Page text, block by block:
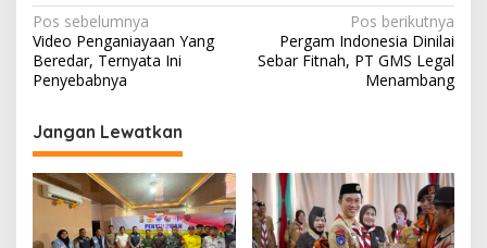
Navigasi
pos
Pos sebelumnya
Video Penganiayaan Yang
Beredar, Ternyata Ini
Penyebabnya
Pos berikutnya
Pergam Indonesia Dinilai
Sebar Fitnah, PT GMS Legal
Menambang
Jangan Lewatkan